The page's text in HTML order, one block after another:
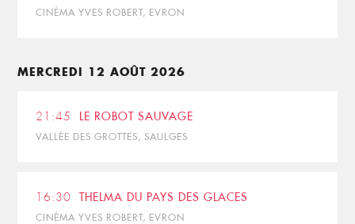
CINÉMA YVES ROBERT, EVRON
MERCREDI 12 AOÛT 2026
21:45 LE ROBOT SAUVAGE
VALLÉE DES GROTTES, SAULGES
16:30 THELMA DU PAYS DES GLACES
CINÉMA YVES ROBERT, EVRON